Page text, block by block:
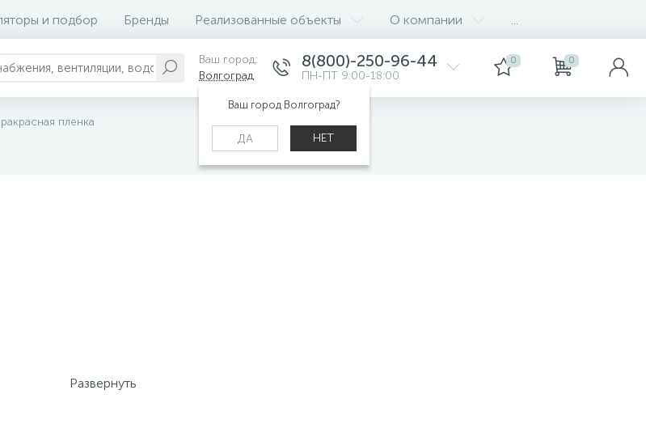
и подбор Бренды Реализованные объекты О компании
Ваш город:
Волгоград
Ваш город Волгоград?
ДА НЕТ
8(800)-250-96-44
ПН-ПТ 9:00-18:00
0 0
пленка
и состоит из двух сло­ев электротехнического полиэстера между которыми располо­жены
Развернуть